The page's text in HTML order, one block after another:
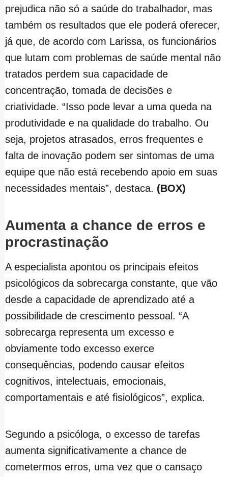
prejudica não só a saúde do trabalhador, mas
também os resultados que ele poderá oferecer,
já que, de acordo com Larissa, os funcionários
que lutam com problemas de saúde mental não
tratados perdem sua capacidade de
concentração, tomada de decisões e
criatividade. “Isso pode levar a uma queda na
produtividade e na qualidade do trabalho. Ou
seja, projetos atrasados, erros frequentes e
falta de inovação podem ser sintomas de uma
equipe que não está recebendo apoio em suas
necessidades mentais”, destaca. (BOX)
Aumenta a chance de erros e
procrastinação
A especialista apontou os principais efeitos
psicológicos da sobrecarga constante, que vão
desde a capacidade de aprendizado até a
possibilidade de crescimento pessoal. “A
sobrecarga representa um excesso e
obviamente todo excesso exerce
consequências, podendo causar efeitos
cognitivos, intelectuais, emocionais,
comportamentais e até fisiológicos”, explica.
Segundo a psicóloga, o excesso de tarefas
aumenta significativamente a chance de
cometermos erros, uma vez que o cansaço